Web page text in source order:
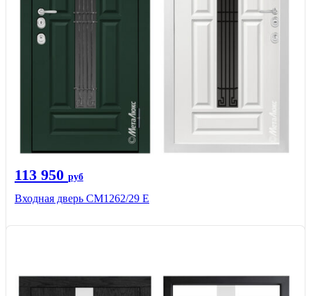
113 950 руб
Входная дверь СМ1262/29 E